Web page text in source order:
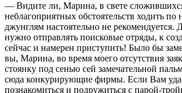
— Видите ли, Марина, в свете
неблагоприятных обстоятельств ходить по
джунглям настоятельно не
нужно отправлять поисковые отряды, к
сейчас и намерен приступить! Было бы
вы, Марина, во время моего отсутствия
стоянку под сенью сей замечательной
сюда конкурирующие фирмы. Если Вам
познакомиться и подружиться с парой-